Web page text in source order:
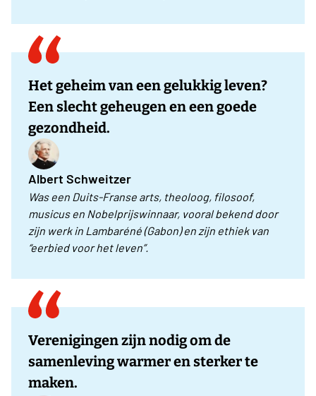
Het geheim van een gelukkig leven?
Een slecht geheugen en een goede
gezondheid.
Albert Schweitzer
Was een Duits‑Franse arts, theoloog, filosoof,
musicus en Nobelprijswinnaar, vooral bekend door
zijn werk in Lambaréné (Gabon) en zijn ethiek van
“eerbied voor het leven”.
Verenigingen zijn nodig om de
samenleving warmer en sterker te
maken.